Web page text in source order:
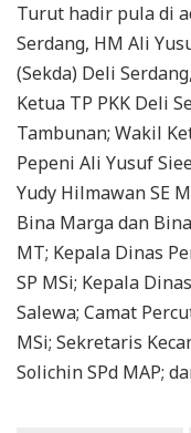
Turut hadir pula di
Serdang, HM Ali
(Sekda) Deli
Ketua TP PKK Deli
Tambunan; Wakil
Pepeni Ali Yusuf
Yudy Hilmawan SE
Bina Marga dan
MT; Kepala Dinas
SP MSi; Kepala
Salewa; Camat
MSi; Sekretaris
Solichin SPd MAP;